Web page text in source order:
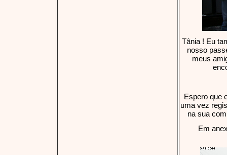
Tânia ! Eu
nosso
meus
Espero que
uma vez
na sua
Em